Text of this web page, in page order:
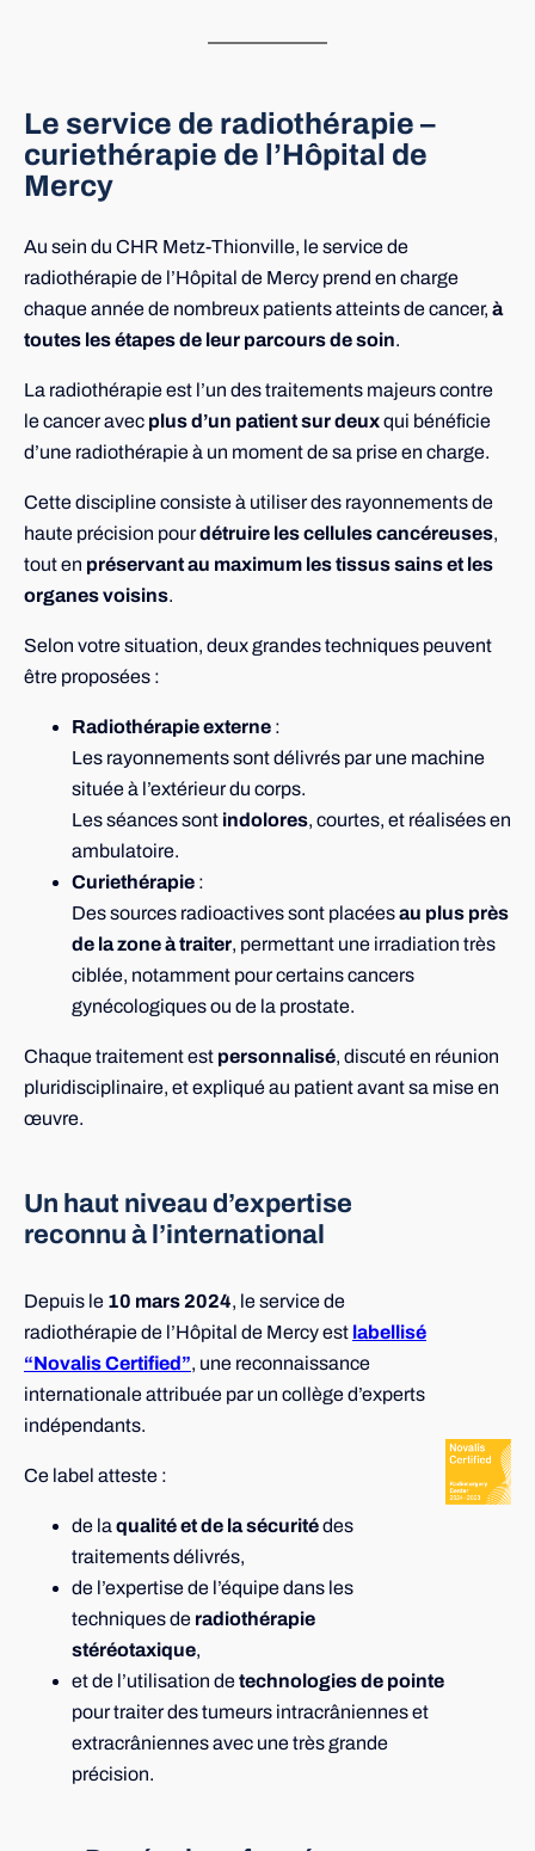
Le service de radiothérapie –
curiethérapie de l’Hôpital de
Mercy
Au sein du CHR Metz-Thionville, le service de
radiothérapie de l’Hôpital de Mercy prend en charge
chaque année de nombreux patients atteints de cancer, à
toutes les étapes de leur parcours de soin.
La radiothérapie est l’un des traitements majeurs contre
le cancer avec plus d’un patient sur deuxqui bénéficie
d’une radiothérapie à un moment de sa prise en charge.
Cette discipline consiste à utiliser des rayonnements de
haute précision pourdétruire les cellules cancéreuses,
tout en préservant au maximum les tissus sains et les
organes voisins.
Selon votre situation, deux grandes techniques peuvent
être proposées :
Radiothérapie externe :
Les rayonnements sont délivrés par une machine
située à l’extérieur du corps.
Les séances sont indolores, courtes, et réalisées en
ambulatoire.
Curiethérapie :
Des sources radioactives sont placéesau plus près
de la zone à traiter, permettant une irradiation très
ciblée, notamment pour certains cancers
gynécologiques ou de la prostate.
Chaque traitement est personnalisé, discuté en réunion
pluridisciplinaire, et expliqué au patient avant sa mise en
œuvre.
Un haut niveau d’expertise
reconnu à l’international
Depuis le 10 mars 2024, le service de
radiothérapie de l’Hôpital de Mercy est labellisé
“Novalis Certified”, une reconnaissance
internationale attribuée par un collège d’experts
indépendants.
Ce label atteste :
de la qualité et de la sécuritédes
traitements délivrés,
de l’expertise de l’équipe dans les
techniques de radiothérapie
stéréotaxique,
et de l’utilisation detechnologies de pointe
pour traiter des tumeurs intracrâniennes et
extracrâniennes avec une très grande
précision.